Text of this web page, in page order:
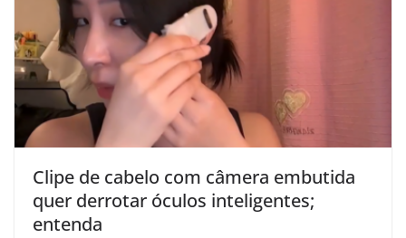
Clipe de cabelo com câmera embutida
quer derrotar óculos inteligentes;
entenda